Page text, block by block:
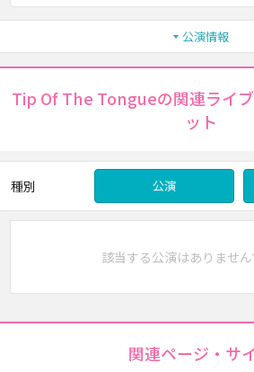
公演情報
Tip Of The Tongueの関連ライ
ット
種別 公演
該当する公演はありません
関連ページ・サ